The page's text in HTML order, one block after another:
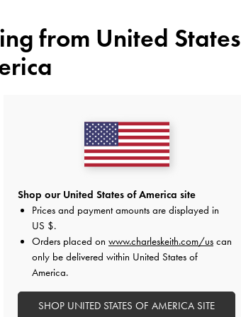
MENYUKAI
from United States
Shop our United States of America site
Prices and payment amounts are displayed in
US $.
Orders placed on www.charleskeith.com/us can
only be delivered within United States of
America.
SHOP UNITED STATES OF AMERICA SITE